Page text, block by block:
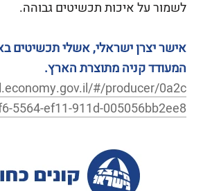
לשמור על איכות תכשיטים גבוהה.
אישר יצרן ישראלי, אשלי תכשיטים
המעודד קניה מתוצרת הארץ.
#/producer/0a2c
5564-ef11-911d-005056bb2ee8